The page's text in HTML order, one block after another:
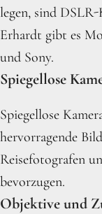
legen, sind
Erhardt gibt es
und Sony.
Spiegellose
Spiegellose
hervorragende
Reisefotografen
bevorzugen.
Objektive und